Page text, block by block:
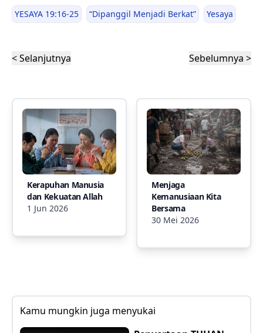
YESAYA 19:16-25 “Dipanggil Menjadi Berkat” Yesaya
< Selanjutnya Sebelumnya >
Kerapuhan Manusia
dan Kekuatan Allah
1 Jun 2026
Menjaga
Kemanusiaan Kita
Bersama
30 Mei 2026
Kamu mungkin juga menyukai